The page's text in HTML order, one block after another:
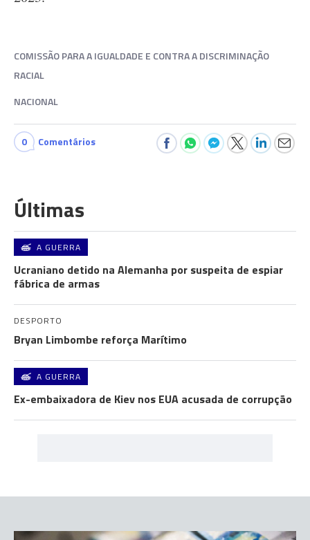
COMISSÃO PARA A IGUALDADE E CONTRA A DISCRIMINAÇÃO
RACIAL
NACIONAL
0 Comentários
Últimas
A GUERRA
Ucraniano detido na Alemanha por suspeita de espiar
fábrica de armas
DESPORTO
Bryan Limbombe reforça Marítimo
A GUERRA
Ex-embaixadora de Kiev nos EUA acusada de corrupção